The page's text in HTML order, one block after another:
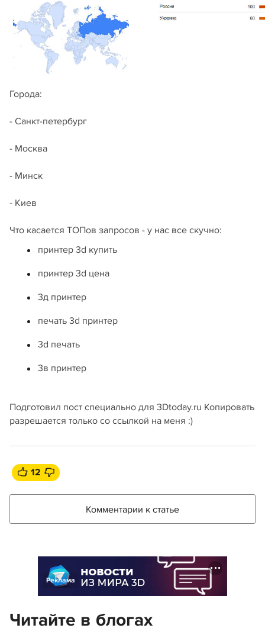
Города:
- Санкт-петербург
- Москва
- Минск
- Киев
Что касается ТОПов запросов - у нас все скучно:
принтер 3d купить
принтер 3d цена
3д принтер
печать 3d принтер
3d печать
3в принтер
Подготовил пост специально для 3Dtoday.ru Копировать
разрешается только со ссылкой на меня :)
12
Комментарии к статье
Реклама
Читайте в блогах